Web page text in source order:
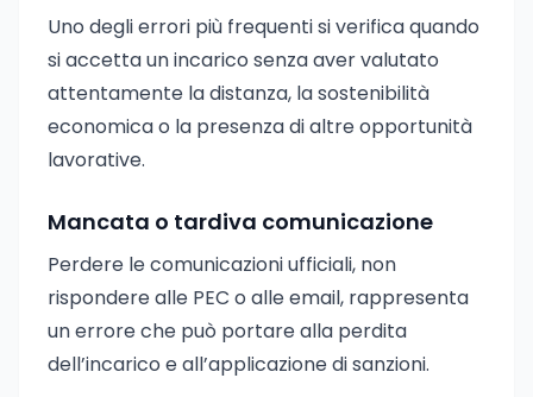
Uno degli errori più frequenti si verifica quando
si accetta un incarico senza aver valutato
attentamente la distanza, la sostenibilità
economica o la presenza di altre opportunità
lavorative.
Mancata o tardiva comunicazione
Perdere le comunicazioni ufficiali, non
rispondere alle PEC o alle email, rappresenta
un errore che può portare alla perdita
dell’incarico e all’applicazione di sanzioni.